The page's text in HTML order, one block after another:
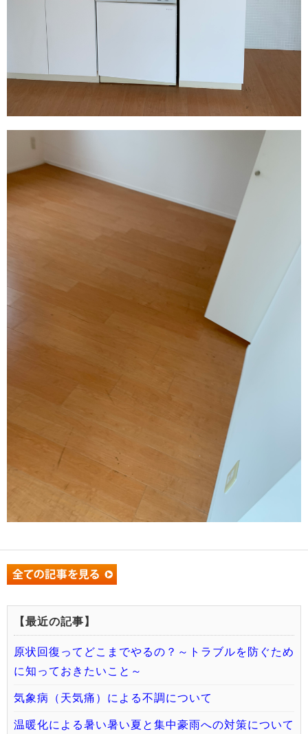
【最近の記事】
原状回復ってどこまでやるの？～トラブルを防ぐため
に知っておきたいこと～
気象病（天気痛）による不調について
温暖化による暑い暑い夏と集中豪雨への対策について